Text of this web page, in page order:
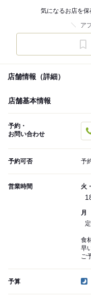
気になるお店を保
ア
店舗情報（詳細）
店舗基本情報
予約・
お問い合わせ
予約可否 予
営業時間 火
月
食
早
ご
予算